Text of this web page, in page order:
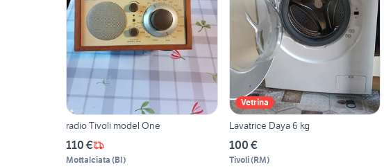
radio Tivoli model One
110 €
Mottalciata (BI)
Vetrina
Lavatrice Daya 6 kg
100 €
Tivoli(RM)